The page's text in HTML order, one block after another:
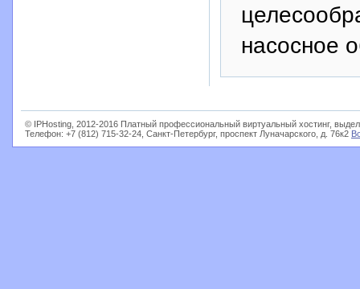
насосное
© IPHosting, 2012-2016 Платный профессиональный виртуальный хостинг,
Телефон: +7 (812) 715-32-24, Санкт-Петербург, проспект Луначарского, д. 76к2